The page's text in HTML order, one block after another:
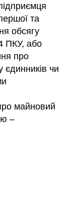
та
обсягу
ПКУ, або
про
єдинників чи
майновий
–